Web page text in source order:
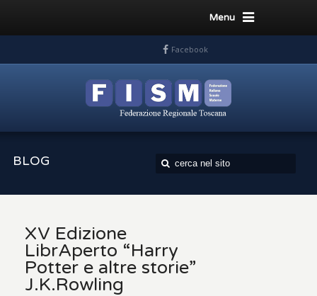
Menu
Facebook
BLOG
XV Edizione
LibrAperto “Harry
Potter e altre storie”
J.K.Rowling